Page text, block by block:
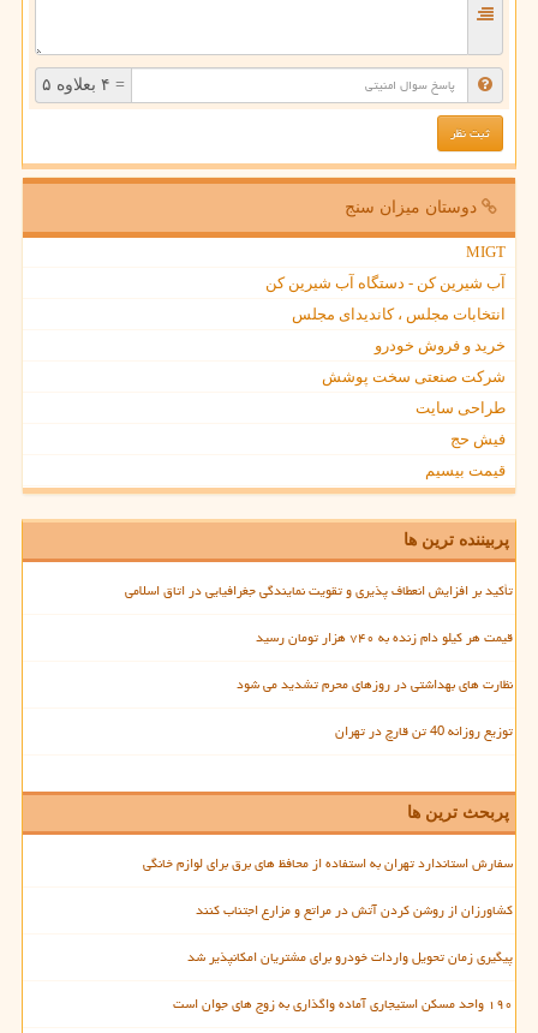
= ۴ بعلاوه ۵
دوستان میزان سنج
MIGT
آب شیرین کن - دستگاه آب شیرین کن
انتخابات مجلس ، کاندیدای مجلس
خرید و فروش خودرو
شرکت صنعتی سخت پوشش
طراحی سایت
فیش حج
قیمت بیسیم
پربیننده ترین ها
تأکید بر افزایش انعطاف پذیری و تقویت نمایندگی جغرافیایی در اتاق اسلامی
قیمت هر کیلو دام زنده به ۷۴۰ هزار تومان رسید
نظارت های بهداشتی در روزهای محرم تشدید می شود
توزیع روزانه 40 تن قارچ در تهران
پربحث ترین ها
سفارش استاندارد تهران به استفاده از محافظ های برق برای لوازم خانگی
کشاورزان از روشن کردن آتش در مراتع و مزارع اجتناب کنند
پیگیری زمان تحویل واردات خودرو برای مشتریان امکانپذیر شد
۱۹۰ واحد مسکن استیجاری آماده واگذاری به زوج های جوان است